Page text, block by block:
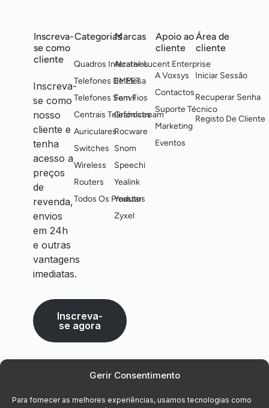
Gerir Consentimento
Para fornecer as melhores experiências, usamos tecnologias como
Inscreva-
se como
cliente
Inscreva-
se como
nosso
cliente e
tenha
acesso a
preços
de
revenda,
envios
em 24h
e outras
vantagens
imediatas.
Inscreva-
se agora
Categorias
Quadros Interativos
Telefones De Mesa
Telefones Sem Fios
Centrais Telefónicas
Auriculares
Switches
Wireless
Routers
Todos Os Produtos
Marcas
Alcatel-Lucent Enterprise
EMEET
Fanvil
Grandstream
Rocware
Snom
Speechi
Yealink
Yeastar
Zyxel
Apoio ao
cliente
A Voxsys
Contactos
Suporte Técnico
Marketing
Eventos
Área de
cliente
Iniciar Sessão
Recuperar Senha
Registo De Cliente